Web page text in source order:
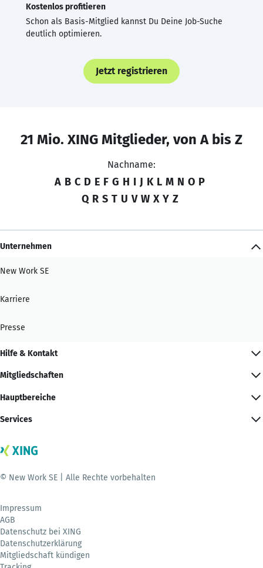
Kostenlos profitieren
Schon als Basis-Mitglied kannst Du Deine Job-Suche
deutlich optimieren.
Jetzt registrieren
21 Mio. XING Mitglieder, von A bis Z
Nachname:
A B C D E F G H I J K L M N O P
Q R S T U V W X Y Z
Unternehmen
New Work SE
Karriere
Presse
Hilfe & Kontakt
Mitgliedschaften
Hauptbereiche
Services
© New Work SE | Alle Rechte vorbehalten
Impressum
AGB
Datenschutz bei XING
Datenschutzerklärung
Mitgliedschaft kündigen